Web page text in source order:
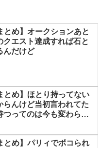
とめ】オークションあと
クエスト達成すれば石と
んだけど
とめ】ほとり持ってない
らんけど当初言われてた
つってのは今も変わらな
とめ】パリィでボコられ